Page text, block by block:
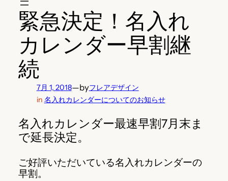
緊急決定！名入れ
カレンダー早割継
続
7月 1, 2018—byフレアデザイン
in 名入れカレンダーについてのお知らせ
名入れカレンダー最速早割7月末ま
で延長決定。
ご好評いただいている名入れカレンダーの
早割。